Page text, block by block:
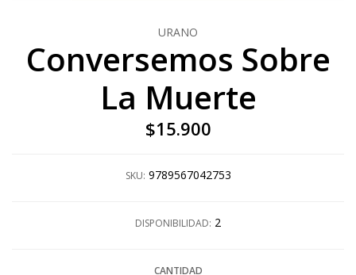
URANO
Conversemos Sobre
La Muerte
$15.900
SKU: 9789567042753
DISPONIBILIDAD: 2
CANTIDAD